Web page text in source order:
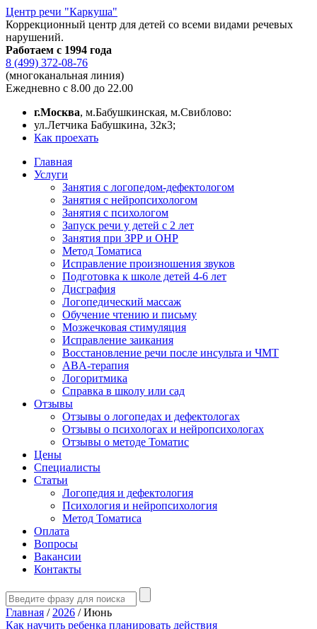
Центр речи "Каркуша"
Коррекционный центр для детей со всеми видами речевых
нарушений.
Работаем с 1994 года
8 (499) 372-08-76
(многоканальная линия)
Ежедневно с 8.00 до 22.00
г.Москва, м.Бабушкинская, м.Свиблово:
ул.Летчика Бабушкина, 32к3;
Как проехать
Главная
Услуги
Занятия с логопедом-дефектологом
Занятия с нейропсихологом
Занятия с психологом
Запуск речи у детей с 2 лет
Занятия при ЗРР и ОНР
Метод Томатиса
Исправление произношения звуков
Подготовка к школе детей 4-6 лет
Дисграфия
Логопедический массаж
Обучение чтению и письму
Мозжечковая стимуляция
Исправление заикания
Восстановление речи после инсульта и ЧМТ
ABA-терапия
Логоритмика
Справка в школу или сад
Отзывы
Отзывы о логопедах и дефектологах
Отзывы о психологах и нейропсихологах
Отзывы о методе Томатис
Цены
Специалисты
Статьи
Логопедия и дефектология
Психология и нейропсихология
Метод Томатиса
Оплата
Вопросы
Вакансии
Контакты
Главная / 2026 / Июнь
Как научить ребенка планировать действия